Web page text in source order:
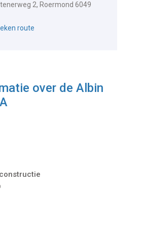
2, Roermond 6049
route
over deAlbin